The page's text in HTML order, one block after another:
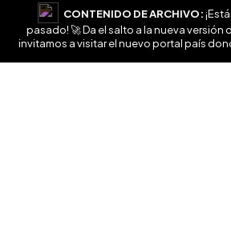
CONTENIDO DE ARCHIVO:
pasado! 🚀 Da el salto a la nueva versión
invitamos a visitar el nuevo portal país